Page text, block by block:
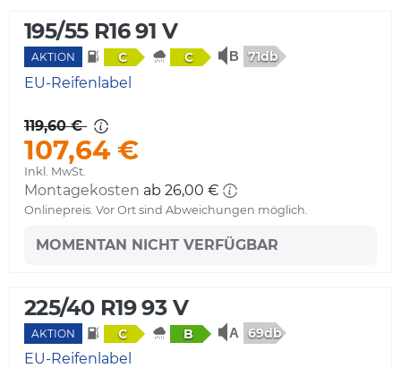
195/55 R16 91 V
AKTION C C 71db
EU-Reifenlabel
119,60 €
107,64 €
Inkl. MwSt.
Montagekosten ab 26,00 €
Onlinepreis. Vor Ort sind Abweichungen möglich.
MOMENTAN NICHT VERFÜGBAR
225/40 R19 93 V
AKTION C B 69db
EU-Reifenlabel